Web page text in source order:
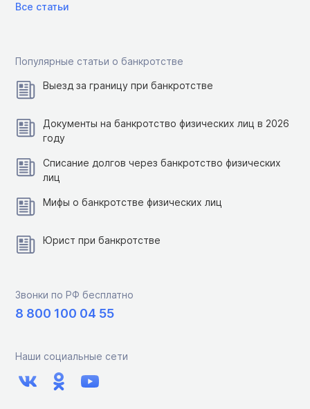
Все статьи
Популярные статьи о банкротстве
Выезд за границу при банкротстве
Документы на банкротство физических лиц в 2026
году
Списание долгов через банкротство физических
лиц
Мифы о банкротстве физических лиц
Юрист при банкротстве
Звонки по РФ бесплатно
8 800 100 04 55
Наши социальные сети